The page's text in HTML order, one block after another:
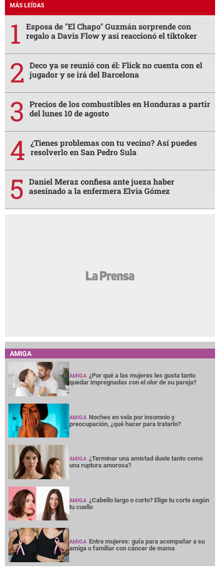
MÁS LEÍDAS
Esposa de "El Chapo" Guzmán sorprende con
regalo a Davis Flow y así reaccionó el tiktoker
Deco ya se reunió con él: Flick no cuenta con el
jugador y se irá del Barcelona
Precios de los combustibles en Honduras a partir
del lunes 10 de agosto
¿Tienes problemas con tu vecino? Así puedes
resolverlo en San Pedro Sula
Daniel Meraz confiesa ante jueza haber
asesinado a la enfermera Elvia Gómez
AMIGA
AMIGA ¿Por qué a las mujeres les gusta tanto
quedar impregnadas con el olor de su pareja?
AMIGA Noches en vela por insomnio y
preocupación, ¿qué hacer para tratarlo?
AMIGA ¿Terminar una amistad duele tanto como
una ruptura amorosa?
AMIGA ¿Cabello largo o corto? Elige tu corte según
tu cuello
AMIGA Entre mujeres: guía para acompañar a su
amiga o familiar con cáncer de mama